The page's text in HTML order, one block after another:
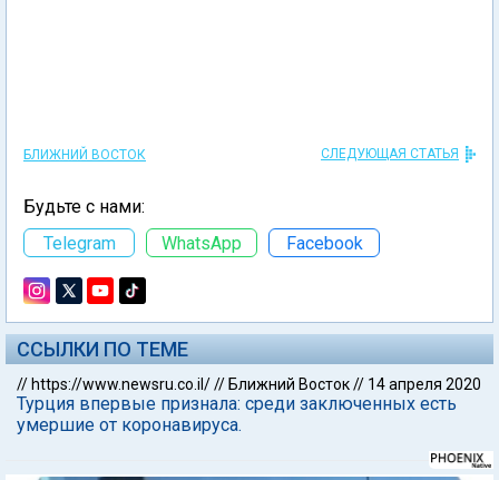
БЛИЖНИЙ ВОСТОК СЛЕДУЮЩАЯ СТАТЬЯ
Будьте с нами:
Telegram
WhatsApp Facebook
ССЫЛКИ ПО ТЕМЕ
// https://www.newsru.co.il/// Ближний Восток// 14 апреля 2020
Турция впервые признала: среди заключенных есть
умершие от коронавируса.